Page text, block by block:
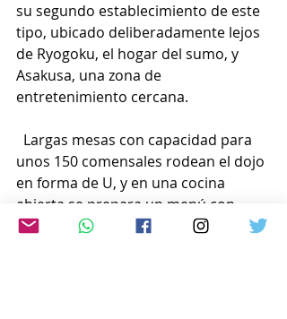
su segundo establecimiento de este
tipo, ubicado deliberadamente lejos
de Ryogoku, el hogar del sumo, y
Asakusa, una zona de
entretenimiento cercana.
Largas mesas con capacidad para
unos 150 comensales rodean el dojo
en forma de U, y en una cocina
abierta se prepara un menú con
platos washoku de autor, como